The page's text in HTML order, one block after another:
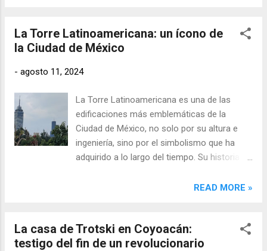
los restos de algunos de los líderes más
prominentes de este movimiento, quienes
tierra y libertad.
La Torre Latinoamericana: un ícono de
la Ciudad de México
- agosto 11, 2024
La Torre Latinoamericana es una de las
edificaciones más emblemáticas de la
Ciudad de México, no solo por su altura e
ingeniería, sino por el simbolismo que ha
adquirido a lo largo del tiempo. Su historia se
construcción, a tiempos prehispánicos, y su
modernidad, resistencia y transformación de
la capital mexicana.
READ MORE »
La casa de Trotski en Coyoacán:
testigo del fin de un revolucionario